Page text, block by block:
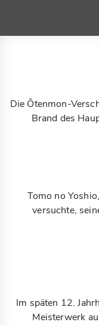
Die Ōtenmon-
Brand des
Tomo no
versuchte,
Im späten 12.
Meisterwerk